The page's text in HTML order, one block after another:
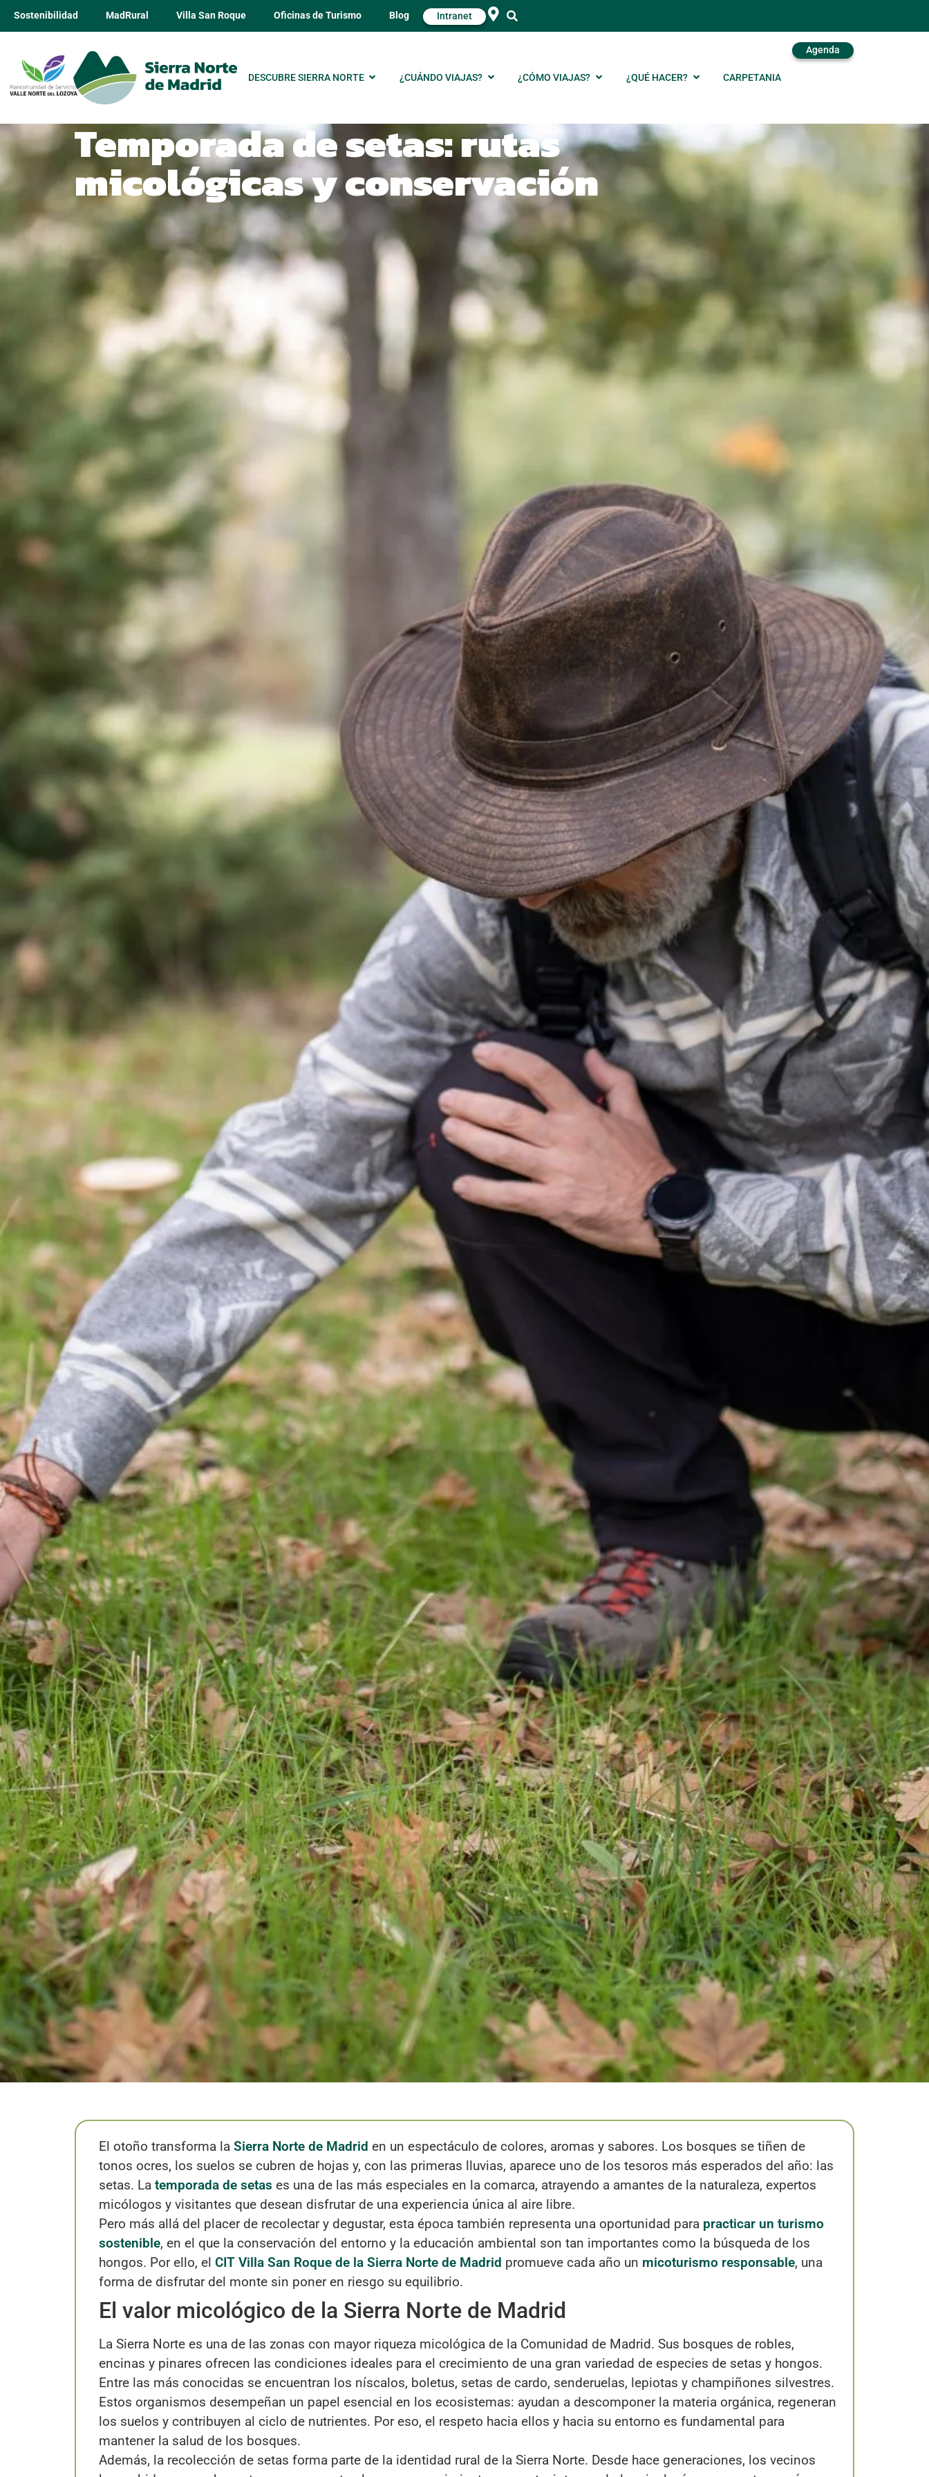
Sostenibilidad MadRural Villa San Roque Oficinas de Turismo Blog Intranet
DESCUBRE SIERRA NORTE ¿CUÁNDO VIAJAS? ¿CÓMO VIAJAS? ¿QUÉ HACER? CARPETANIA
Agenda
Temporada de setas: rutas
micológicas y conservación
El otoño transforma laSierra Norte de Madrid en un espectáculo de colores, aromas y sabores. Los bosques se tiñen de
tonos ocres, los suelos se cubren de hojas y, con las primeras lluvias, aparece uno de los tesoros más esperados del año: las
setas. Latemporada de setas es una de las más especiales en la comarca, atrayendo a amantes de la naturaleza, expertos
micólogos y visitantes que desean disfrutar de una experiencia única al aire libre.
Pero más allá del placer de recolectar y degustar, esta época también representa una oportunidad para practicar un turismo
sostenible, en el que la conservación del entorno y la educación ambiental son tan importantes como la búsqueda de los
hongos. Por ello, el CIT Villa San Roque de la Sierra Norte de Madrid promueve cada año un micoturismo responsable, una
forma de disfrutar del monte sin poner en riesgo su equilibrio.
El valor micológico de la Sierra Norte de Madrid
La Sierra Norte es una de las zonas con mayor riqueza micológica de la Comunidad de Madrid. Sus bosques de robles,
encinas y pinares ofrecen las condiciones ideales para el crecimiento de una gran variedad de especies de setas y hongos.
Entre las más conocidas se encuentran los níscalos, boletus, setas de cardo, senderuelas, lepiotas y champiñones silvestres.
Estos organismos desempeñan un papel esencial en los ecosistemas: ayudan a descomponer la materia orgánica, regeneran
los suelos y contribuyen al ciclo de nutrientes. Por eso, el respeto hacia ellos y hacia su entorno es fundamental para
mantener la salud de los bosques.
Además, la recolección de setas forma parte de la identidad rural de la Sierra Norte. Desde hace generaciones, los vecinos